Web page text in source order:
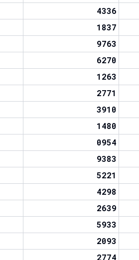
4336
1837
9763
6270
1263
2771
3910
1480
0954
9383
5221
4298
2639
5933
2093
2774